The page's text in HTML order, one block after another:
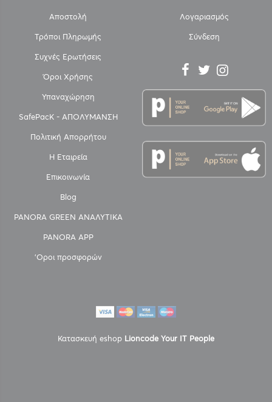
Αποστολή
Τρόποι Πληρωμής
Συχνές Ερωτήσεις
Όροι Χρήσης
Υπαναχώρηση
SafePacK - ΑΠΟΛΥΜΑΝΣΗ
Πολιτική Απορρήτου
Η Εταιρεία
Επικοινωνία
Blog
PANORA GREEN ΑΝΑΛΥΤΙΚΑ
PANORA APP
'Οροι προσφορών
Λογαριασμός
Σύνδεση
Κατασκευή eshop Lioncode Your IT People